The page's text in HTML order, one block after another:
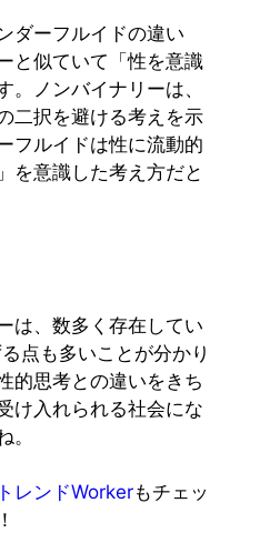
ダーフルイドの違い
と似ていて「性を意識
。ノンバイナリーは、
二択を避ける考えを示
フルイドは性に流動的
を意識した考え方だと
は、数多く存在してい
点も多いことが分かり
的思考との違いをきち
け入れられる社会にな
。
トレンドWorkerもチェッ